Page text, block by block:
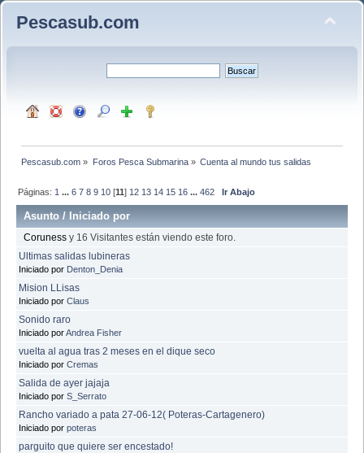
Pescasub.com
Pescasub.com » Foros Pesca Submarina» Cuenta al mundo tus salidas
Páginas: 1 ...6 7 8 9 10 [11] 12 13 14 15 16 ...462 Ir Abajo
Asunto /Iniciado por
Corunessy 16 Visitantes están viendo este foro.
Ultimas salidas lubineras
Iniciado por Denton_Denia
Mision LLisas
Iniciado por Claus
Sonido raro
Iniciado porAndrea Fisher
vuelta al agua tras 2 meses en el dique seco
Iniciado por Cremas
Salida de ayer jajaja
Iniciado por S_Serrato
Rancho variado a pata 27-06-12( Poteras-Cartagenero)
Iniciado por poteras
parguito que quiere ser encestado!